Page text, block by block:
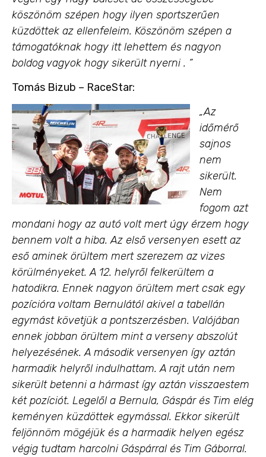
köszönöm szépen hogy ilyen sportszerűen
küzdöttek az ellenfeleim. Köszönöm szépen a
támogatóknak hogy itt lehettem és nagyon
boldog vagyok hogy sikerült nyerni . ”
Tomás Bizub – RaceStar:
„Az
időmérő
sajnos
nem
sikerült.
Nem
fogom azt
mondani hogy az autó volt mert úgy érzem hogy
bennem volt a hiba. Az első versenyen esett az
eső aminek örültem mert szerezem az vizes
körülményeket. A 12. helyről felkerültem a
hatodikra. Ennek nagyon örültem mert csak egy
pozícióra voltam Bernulától akivel a tabellán
egymást követjük a pontszerzésben. Valójában
ennek jobban örültem mint a verseny abszolút
helyezésének. A második versenyen így aztán
harmadik helyről indulhattam. A rajt után nem
sikerült betenni a hármast így aztán visszaestem
két pozíciót. Legelől a Bernula, Gáspár és Tim elég
keményen küzdöttek egymással. Ekkor sikerült
feljönnöm mögéjük és a harmadik helyen egész
végig tudtam harcolni Gáspárral és Tim Gáborral.